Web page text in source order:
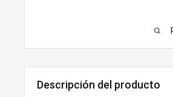
Descripción del producto